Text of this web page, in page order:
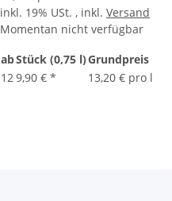
inkl. 19% USt. , inkl. Versand
Momentan nicht verfügbar
abStück (0,75 l)Grundpreis
12 9,90 € * 13,20 € pro l